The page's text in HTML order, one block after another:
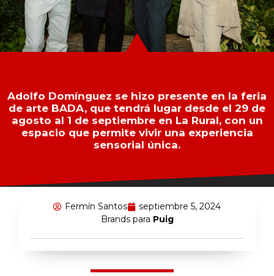
Adolfo Domínguez se hizo presente en la feria
de arte BADA, que tendrá lugar desde el 29 de
agosto al 1 de septiembre en La Rural, con un
espacio que permite vivir una experiencia
sensorial única.
Fermín Santos
septiembre 5, 2024
Brands para Puig